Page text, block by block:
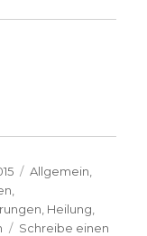
Kategorien
Allgemein
Heilung
Schreibe einen